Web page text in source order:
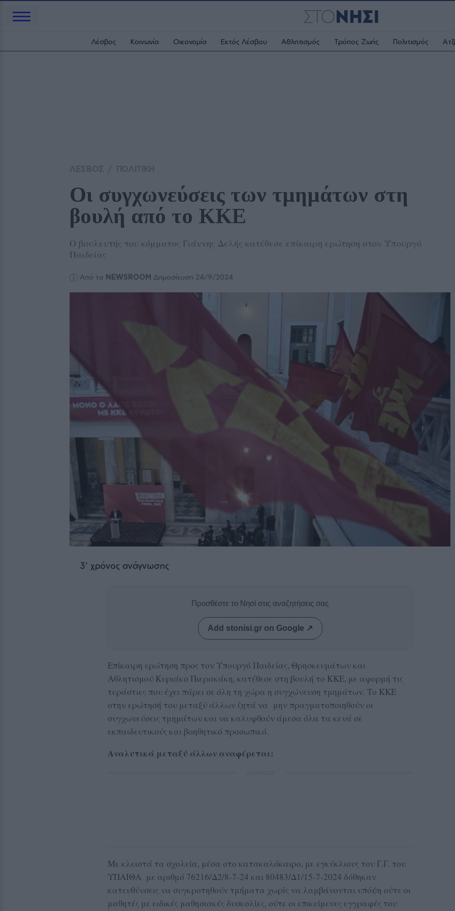
Λέσβος Κοινωνία Οικονομία Εκτός Λέσβου Αθλητισμός Τρόπος Ζωής Πολιτισμός
Οι συγχωνεύσεις των τμημάτων στη
βουλή από το ΚΚΕ
Ο βουλευτής του κόμματος Γιάννης Δελής κατέθεσε επίκαιρη ερώτηση στον Υπουργό
Παιδείας
Από το NEWSROOM Δημοσίευση 24/9/2024
3' χρόνος ανάγνωσης
Προσθέστε το Νησί στις αναζητήσεις σας
Add stonisi.gr on Google ↗
Επίκαιρη ερώτηση προς τον Υπουργό Παιδείας, Θρησκευμάτων και
Αθλητισμού Κυριάκο Πιερακάκη, κατέθεσε στη βουλή το ΚΚΕ, με αφορμή τις
τεράστιες που έχει πάρει σε όλη τη χώρα η συγχώνευση τμημάτων. Το ΚΚΕ
στην ερώτησή του μεταξύ άλλων ζητά να μην πραγματοποιηθούν οι
συγχωνεύσεις τμημάτων και να καλυφθούν άμεσα όλα τα κενά σε
εκπαιδευτικούς και βοηθητικό προσωπικό.
Αναλυτικά μεταξύ άλλων αναφέρεται:
Με κλειστά τα σχολεία, μέσα στο κατακαλόκαιρο, με εγκύκλιους του Γ.Γ. του
ΥΠΑΙΘΑ με αριθμό 76216/Δ2/8-7-24 και 80483/Δ1/15-7-2024 δόθηκαν
κατευθύνσεις να συγκροτηθούν τμήματα χωρίς να λαμβάνονται υπόψη ούτε οι
μαθητές με ειδικές μαθησιακές δυσκολίες, ούτε οι επικείμενες εγγραφές του